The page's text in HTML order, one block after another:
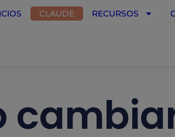
CLAUDE RECURSOS